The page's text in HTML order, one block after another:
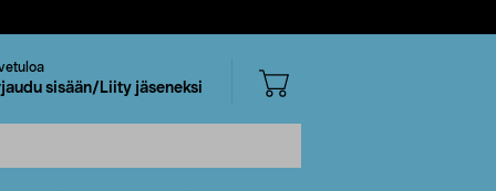
sisään/Liity jäseneksi